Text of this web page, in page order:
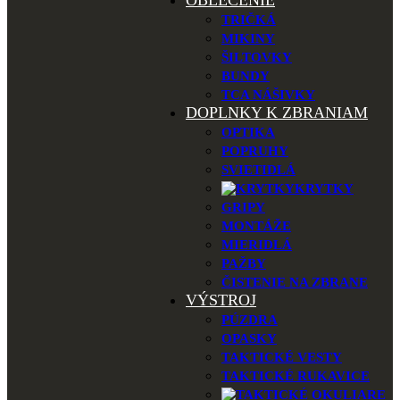
TRIČKÁ
MIKINY
ŠILTOVKY
BUNDY
TCA NÁŠIVKY
DOPLNKY K ZBRANIAM
OPTIKA
POPRUHY
SVIETIDLÁ
KRYTKY
GRIPY
MONTÁŽE
MIERIDLÁ
PAŽBY
ČISTENIE NA ZBRANE
VÝSTROJ
PÚZDRA
OPASKY
TAKTICKÉ VESTY
TAKTICKÉ RUKAVICE